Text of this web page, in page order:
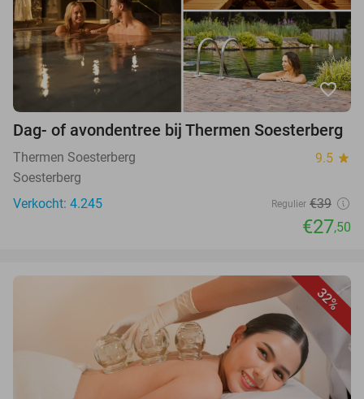
favorite_border
Dag- of avondentree bij Thermen Soesterberg
Thermen Soesterberg 9.5 star
Soesterberg
Verkocht: 4.245
Regulier €39
€27,50
32%